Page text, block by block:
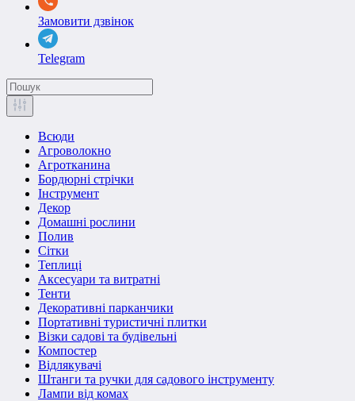
Замовити дзвінок
Telegram
Всюди
Агроволокно
Агротканина
Бордюрні стрічки
Інструмент
Декор
Домашні рослини
Полив
Сітки
Теплиці
Аксесуари та витратні
Тенти
Декоративні парканчики
Портативні туристичні плитки
Візки садові та будівельні
Компостер
Відлякувачі
Штанги та ручки для садового інструменту
Лампи від комах